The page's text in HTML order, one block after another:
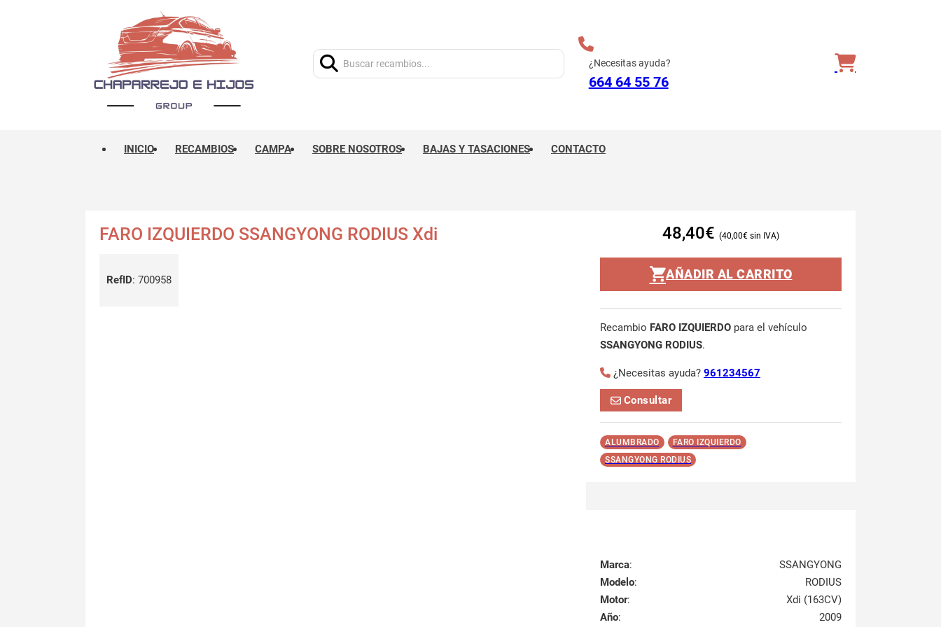
¿Necesitas ayuda?
664 64 55 76
INICIO RECAMBIOS CAMPA SOBRE NOSOTROS BAJAS Y TASACIONES CONTACTO
FARO IZQUIERDO SSANGYONG RODIUS Xdi
RefID: 700958
48,40€ 40,00€
AÑADIR AL CARRITO
Recambio FARO IZQUIERDO para el vehículo
SSANGYONG RODIUS.
¿Necesitas ayuda? 961234567
Consultar
ALUMBRADO
FARO IZQUIERDO
SSANGYONG RODIUS
Marca:
SSANGYONG
Modelo:
RODIUS
Motor:
Xdi (163CV)
Año: 2009